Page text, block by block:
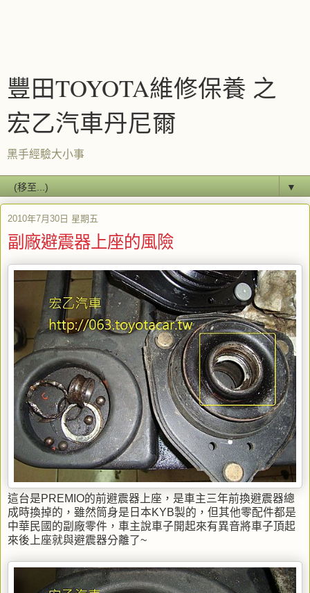
豐田TOYOTA維修保養 之
宏乙汽車丹尼爾
黑手經驗大小事
▼
2010年7月30日 星期五
副廠避震器上座的風險
這台是PREMIO的前避震器上座，是車主三年前換避震器總
成時換掉的，雖然筒身是日本KYB製的，但其他零配件都是
中華民國的副廠零件，車主說車子開起來有異音將車子頂起
來後上座就與避震器分離了~